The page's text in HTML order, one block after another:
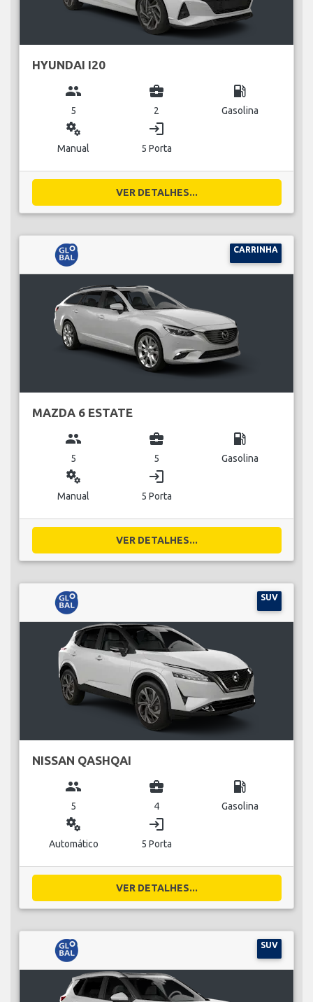
HYUNDAI I20
group
5
business_center
2
local_gas_station
Gasolina
miscellaneous_services
Manual
login
5 Porta
VER DETALHES...
CARRINHA
MAZDA 6 ESTATE
group
5
business_center
5
local_gas_station
Gasolina
miscellaneous_services
Manual
login
5 Porta
VER DETALHES...
SUV
NISSAN QASHQAI
group
5
business_center
4
local_gas_station
Gasolina
miscellaneous_services
Automático
login
5 Porta
VER DETALHES...
SUV